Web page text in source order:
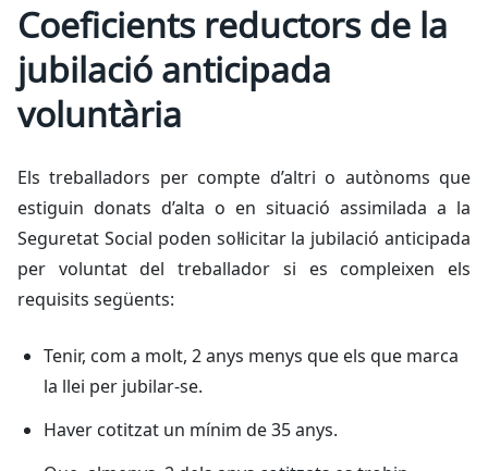
Coeficients reductors de la
jubilació anticipada
voluntària
Els treballadors per compte d’altri o autònoms que
estiguin donats d’alta o en situació assimilada a la
Seguretat Social poden sol·licitar la jubilació anticipada
per voluntat del treballador si es compleixen els
requisits següents:
Tenir, com a molt, 2 anys menys que els que marca
la llei per jubilar-se.
Haver cotitzat un mínim de 35 anys.